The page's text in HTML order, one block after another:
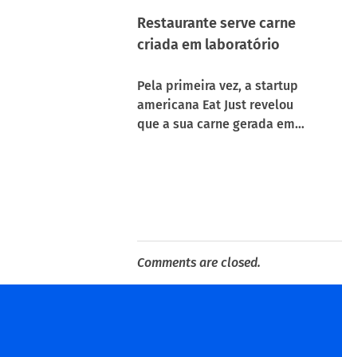
Restaurante serve carne
criada em laboratório
Pela primeira vez, a startup
americana Eat Just revelou
que a sua carne gerada em…
Comments are closed.